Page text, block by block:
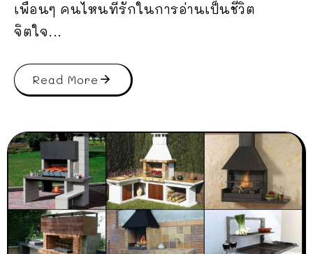
เพื่อนๆ คนไหนที่รักในการอ่านเป็นชีวิต
จิตใจ...
Read More